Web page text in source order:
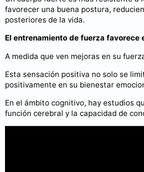
favorecer una buena postura,
posteriores de la vida.
El entrenamiento de fuerza
A medida que ven mejoras en su
Esta sensación positiva no solo se
positivamente en su bienestar
En el ámbito cognitivo, hay estudios
función cerebral y la capacidad de